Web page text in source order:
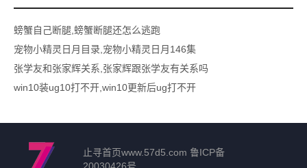
螃蟹自己断腿,螃蟹断腿还怎么逃跑
宠物小精灵日月目录,宠物小精灵日月146集
张学友和张家辉关系,张家辉跟张学友有关系吗
win10装ug10打不开,win10更新后ug打不开
止寻首页www.57d5.com 鲁ICP备